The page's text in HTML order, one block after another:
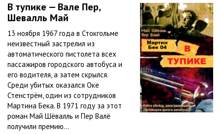
В тупике — Вале Пер,
Шевалль Май
13 ноября 1967 года в Стокгольме
неизвестный застрелил из
автоматического пистолета всех
пассажиров городского автобуса и
его водителя, а затем скрылся.
Среди убитых оказался Оке
Стенстрём, один из сотрудников
Мартина Бека. В 1971 году за этот
роман Май Шёвалль и Пер Валё
получили премию...